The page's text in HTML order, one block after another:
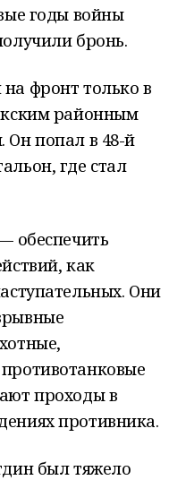
годы войны
бронь.
фронт только в
районным
Он попал в 48-й
где стал
обеспечить
как
Они
проходы в
противника.
был тяжело